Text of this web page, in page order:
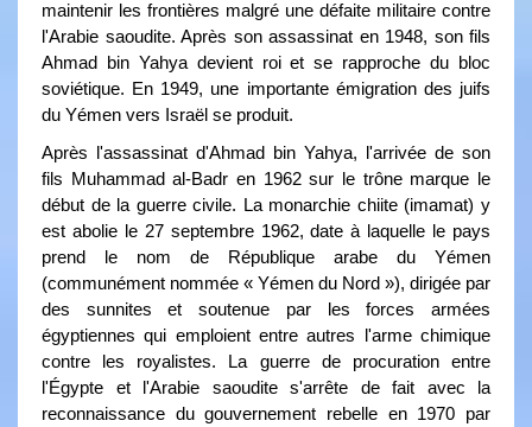
maintenir les frontières malgré une défaite militaire contre
l'Arabie saoudite. Après son assassinat en 1948, son fils
Ahmad bin Yahya devient roi et se rapproche du bloc
soviétique. En 1949, une importante émigration des juifs
du Yémen vers Israël se produit.
Après l'assassinat d'Ahmad bin Yahya, l'arrivée de son
fils Muhammad al-Badr en 1962 sur le trône marque le
début de la guerre civile. La monarchie chiite (imamat) y
est abolie le 27 septembre 1962, date à laquelle le pays
prend le nom de République arabe du Yémen
(communément nommée « Yémen du Nord »), dirigée par
des sunnites et soutenue par les forces armées
égyptiennes qui emploient entre autres l'arme chimique
contre les royalistes. La guerre de procuration entre
l'Égypte et l'Arabie saoudite s'arrête de fait avec la
reconnaissance du gouvernement rebelle en 1970 par